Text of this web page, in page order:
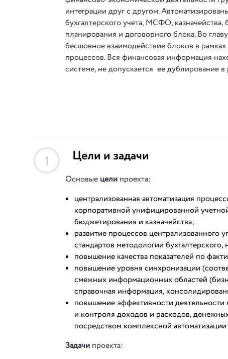
интеграции друг с другом.
бухгалтерского учета, МСФО, казначейства,
планирования и договорного блока. Во
бесшовное взаимодействие блоков в
процессов. Вся финансовая информация
системе, не допускается ее дублирование в
1 Цели и задачи
Основые цели проекта:
централизованная автоматизация
корпоративной унифицированной
бюджетирования и казначейства;
развитие процессов
стандартов методологии
повышение качества показателей по
повышение уровня синхронизации
смежных информационных областей
справочная информация,
повышение эффективности деятельности
и контроля доходов и расходов,
посредством комплексной
Задачи проекта: